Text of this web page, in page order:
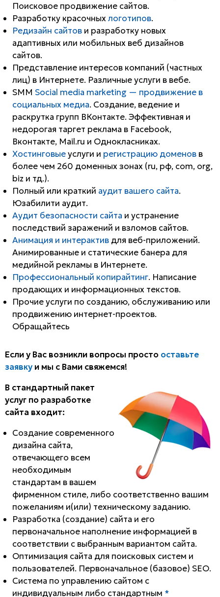
Поисковое продвижение сайтов.
Разработку красочныхлоготипов.
Редизайн сайтов и разработку новых
адаптивных или мобильных веб дизайнов
сайтов.
Представление интересов компаний (частных
лиц) в Интернете. Различные услуги в вебе.
SMM Social media marketing — продвижение в
социальных медиа. Создание, ведение и
раскрутка групп ВКонтакте. Эффективная и
недорогая таргет реклама в Facebook,
Вконтакте, Mail.ru и Однокласниках.
Хостинговыеуслуги и регистрацию доменов в
более чем 260 доменных зонах (ru, рф, com, org,
biz и тд.).
Полный или краткий аудит вашего сайта.
Юзабилити аудит.
Аудит безопасности сайта и устранение
последствий заражений и взломов сайтов.
Анимация и интерактив для веб-приложений.
Анимированные и статические банера для
медийной рекламы в Интернете.
Профессиональный копирайтинг. Написание
продающих и информационных текстов.
Прочие услуги по созданию, обслуживанию или
продвижению интернет-проектов.
Обращайтесь
Если у Вас возникли вопросы просто оставьте
заявку и мы с Вами свяжемся!
В стандартный пакет
услуг по разработке
сайта входит:
Создание современного
дизайна сайта,
отвечающего всем
необходимым
стандартам в вашем
фирменном стиле, либо соответственно вашим
пожеланиям и(или) техническому заданию.
Разработка (создание) сайта и его
первоначальное наполнение информацией в
соответствии с выбранным вариантом сайта.
Оптимизация сайта для поисковых систем и
пользователей. Первоначальное (базовое) SEO.
Система по управлению сайтом с
индивидуальным либо стандартным *